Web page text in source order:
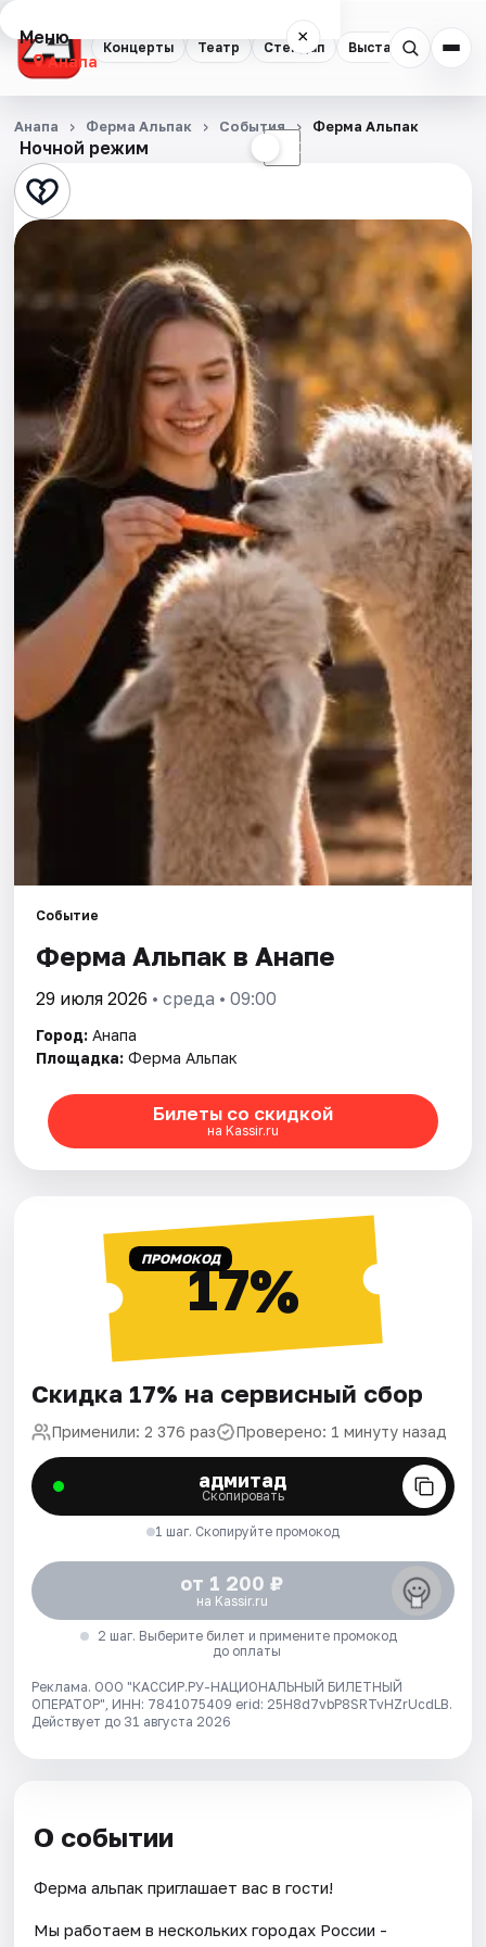
Концерты Театр Стендап Выставки
Меню ×
Анапа
Концерты
Театр
Стендап
Города
Площадки
Артисты
Рейтинги
Ночной режим ☾
Анапа Ферма Альпак События Ферма Альпак
Событие
Ферма Альпак в Анапе
29 июля 2026 • среда • 09:00
Город: Анапа
Площадка: Ферма Альпак
Билеты со скидкой
на Kassir.ru
ПРОМОКОД17%
Скидка 17% на сервисный сбор
Применили: 2 376 раз Проверено: 1 минуту назад
адмитад
Скопировать
1 шаг. Скопируйте промокод
от 1 200 ₽
на Kassir.ru
2 шаг. Выберите билет и примените промокод
до оплаты
Реклама. ООО "КАССИР.РУ-НАЦИОНАЛЬНЫЙ БИЛЕТНЫЙ
ОПЕРАТОР", ИНН: 7841075409 erid: 25H8d7vbP8SRTvHZrUcdLB.
Действует до 31 августа 2026
О событии
Ферма альпак приглашает вас в гости!
Мы работаем в нескольких городах России -